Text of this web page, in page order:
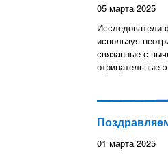
05 марта 2025
Исследователи
используя
связанные с
отрицательные
01 марта 2025